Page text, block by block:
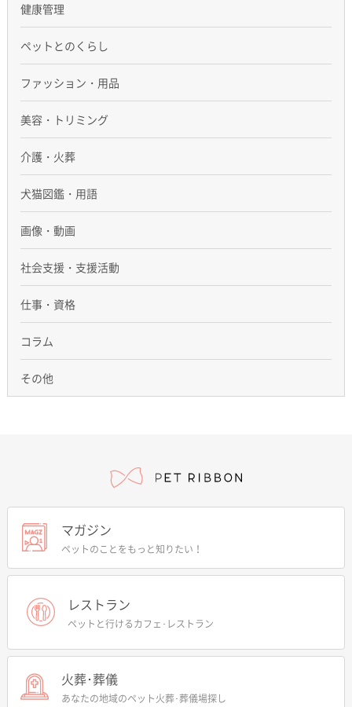
健康管理
ペットとのくらし
ファッション・用品
美容・トリミング
介護・火葬
犬猫図鑑・用語
画像・動画
社会支援・支援活動
仕事・資格
コラム
その他
マガジン
ペットのことをもっと知りたい！
レストラン
ペットと行けるカフェ･レストラン
火葬･葬儀
あなたの地域のペット火葬･葬儀場探し